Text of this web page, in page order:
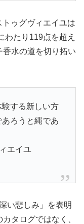
ゥグヴィエイユは
わたり119点を超え
香水の道を切り拓い
験する新しい方
ろうと縄であ
エイユ
い悲しみ」を表明
タログではなく、